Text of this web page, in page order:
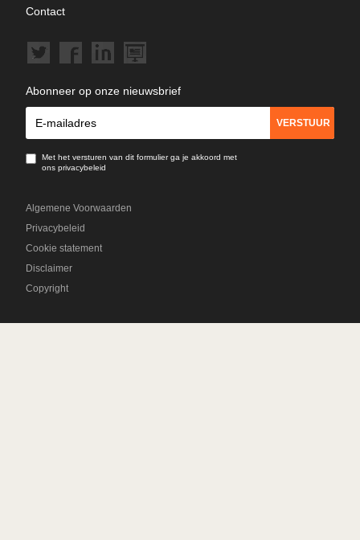
Contact
Abonneer op onze nieuwsbrief
Met het versturen van dit formulier ga je akkoord met
ons privacybeleid
Algemene Voorwaarden
Privacybeleid
Cookie statement
Disclaimer
Copyright